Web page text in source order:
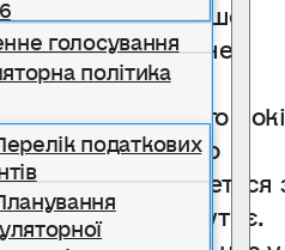
голосування
політика
податкових
— це не лише
дата, а й щоденне
єдність та
як і понад сто
всьому світу, що
народ, який бореться
і майбутнє.